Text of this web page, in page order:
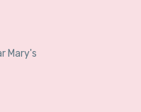
Mary's